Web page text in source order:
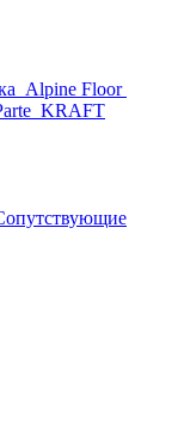
Alpine Floor
KRAFT